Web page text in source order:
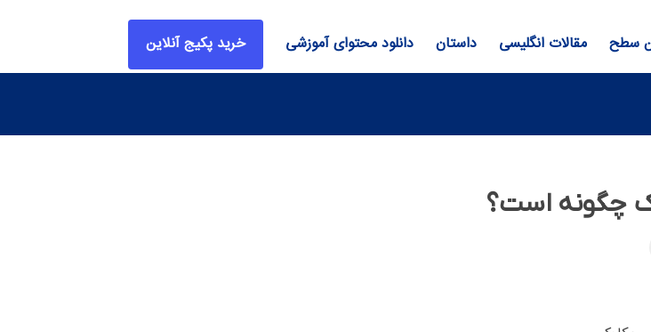
سطح مقالات انگلیسی داستان دانلود محتوای آموزشی خرید پکیج آنلاین
چگونه است؟